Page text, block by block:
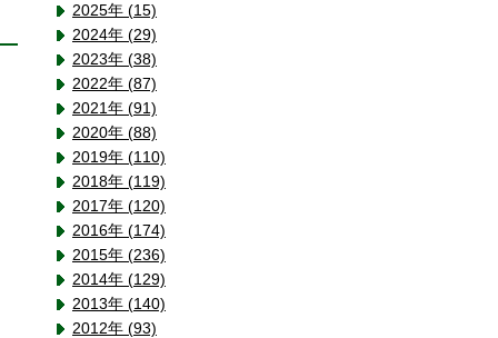
2025年 (15)
2024年 (29)
2023年 (38)
2022年 (87)
2021年 (91)
2020年 (88)
2019年 (110)
2018年 (119)
2017年 (120)
2016年 (174)
2015年 (236)
2014年 (129)
2013年 (140)
2012年 (93)